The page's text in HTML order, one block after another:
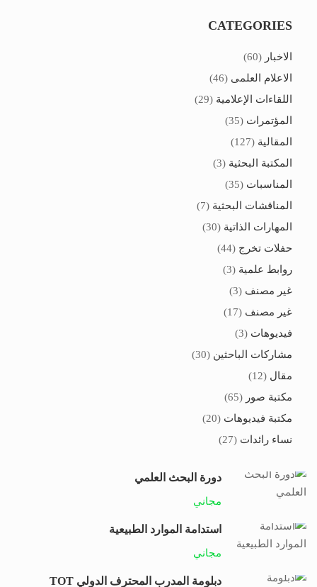
CATEGORIES
الاخبار (60)
الاعلام العلمى (46)
اللقاءات الإعلامية (29)
المؤتمرات (35)
المقالية (127)
المكتبة البحثية (3)
المناسبات (35)
المناقشات البحثية (7)
المهارات الذاتية (30)
حفلات تخرج (44)
روابط علمية (3)
غير مصنف (3)
غير مصنف (17)
فيديوهات (3)
مشاركات الباحثين (30)
مقال (12)
مكتبة صور (65)
مكتبة فيديوهات (20)
نساء رائدات (27)
دورة البحث العلمي
مجاني
استدامة الموارد الطبيعية
مجاني
دبلومة المدرب المحترف الدولي TOT